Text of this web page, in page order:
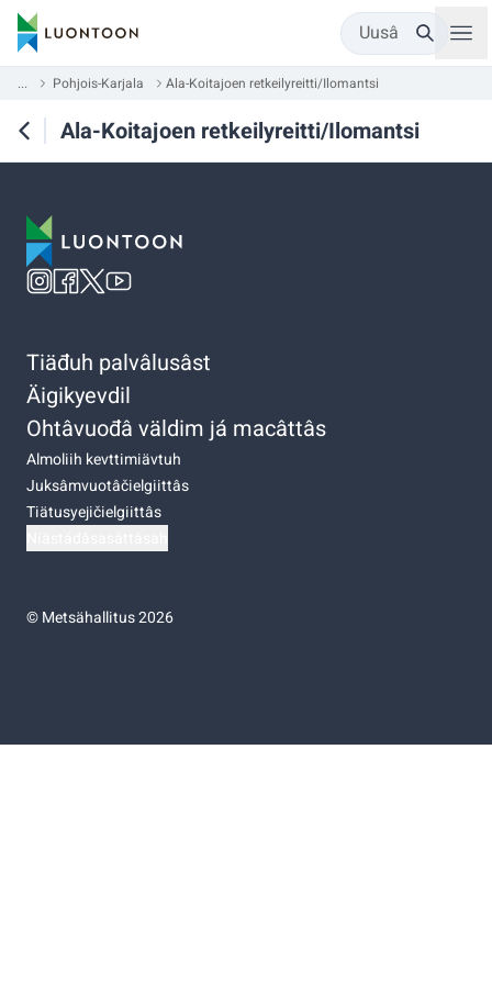
Uusâ
... Pohjois-Karjala Ala-Koitajoen retkeilyreitti/Ilomantsi
Ala-Koitajoen retkeilyreitti/Ilomantsi
Tiäđuh palvâlusâst
Äigikyevdil
Ohtâvuođâ väldim já macâttâs
Almoliih kevttimiävtuh
Juksâmvuotâčielgiittâs
Tiätusyejičielgiittâs
©Metsähallitus 2026